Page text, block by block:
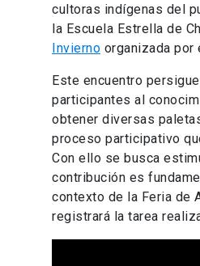
cultoras indígenas del
la Escuela Estrella de
Invierno organizada por
Este encuentro
participantes al
obtener diversas
proceso participativo
Con ello se busca
contribución es
contexto de la Feria de
registrará la tarea